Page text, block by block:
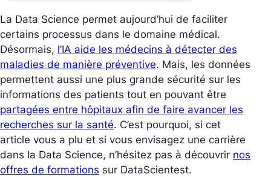
La Data Science permet aujourd’hui de faciliter
certains processus dans le domaine médical.
Désormais, l’IA aide les médecins à détecter des
maladies de manière préventive. Mais, les données
permettent aussi une plus grande sécurité sur les
informations des patients tout en pouvant être
partagées entre hôpitaux afin de faire avancer les
recherches sur la santé. C’est pourquoi, si cet
article vous a plu et si vous envisagez une carrière
dans la Data Science, n’hésitez pas à découvrir nos
offres de formations sur DataScientest.